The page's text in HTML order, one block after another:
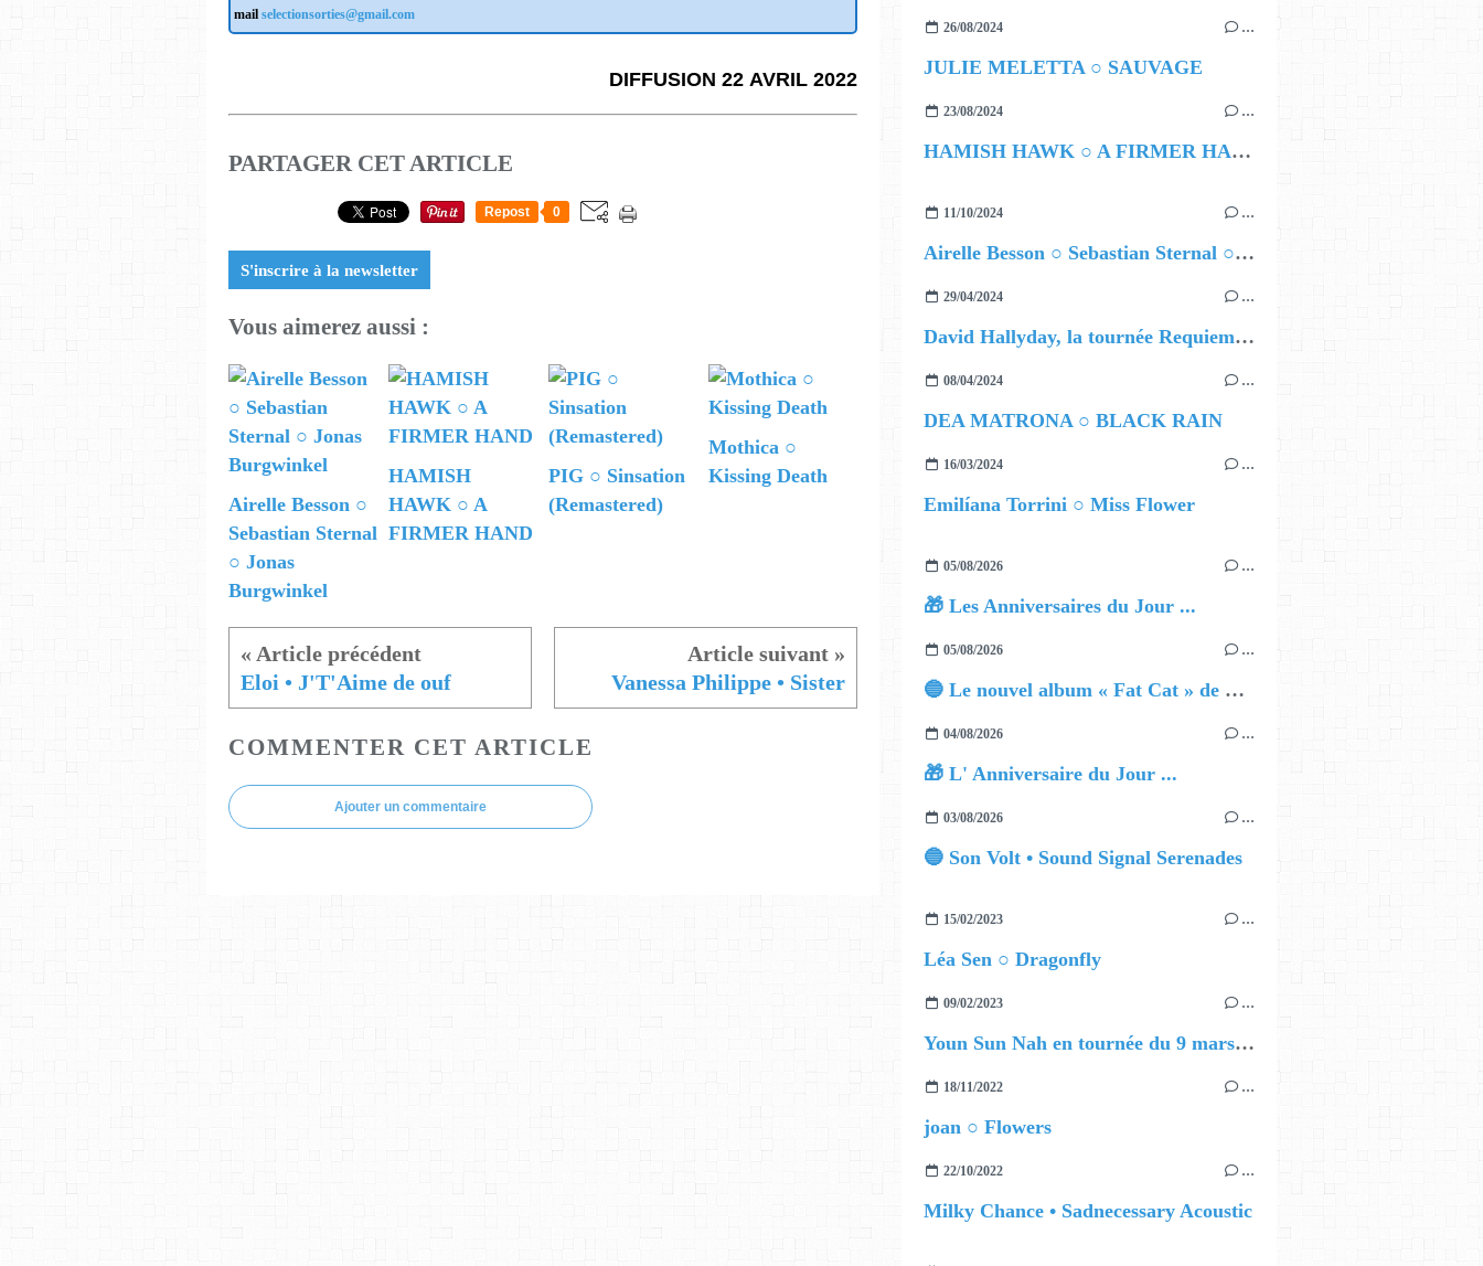
mail selectionsorties@gmail.com
DIFFUSION 22 AVRIL 2022
PARTAGER CET ARTICLE
Repost 0
S'inscrire à la newsletter
Vous aimerez aussi :
Airelle Besson ○
Sebastian Sternal
○ Jonas
Burgwinkel
HAMISH
HAWK ○ A
FIRMER HAND
PIG ○ Sinsation
(Remastered)
Mothica ○
Kissing Death
Eloi • J'T'Aime de ouf Vanessa Philippe • Sister
COMMENTER CET ARTICLE
Ajouter un commentaire
26/08/2024 …
JULIE MELETTA ○ SAUVAGE
23/08/2024 …
HAMISH HAWK ○ A FIRMER HAND
11/10/2024 …
Airelle Besson ○ Sebastian Sternal ○ Jonas Burgwinkel
29/04/2024 …
David Hallyday, la tournée Requiem pour un fou
08/04/2024 …
DEA MATRONA ○ BLACK RAIN
16/03/2024 …
Emilíana Torrini ○ Miss Flower
05/08/2026 …
🎁 Les Anniversaires du Jour ...
05/08/2026 …
🔵 Le nouvel album « Fat Cat » de Delilah Holliday (sortie le 30 Octobre 2026)
04/08/2026 …
🎁 L' Anniversaire du Jour ...
03/08/2026 …
🔵 Son Volt • Sound Signal Serenades
15/02/2023 …
Léa Sen ○ Dragonfly
09/02/2023 …
Youn Sun Nah en tournée du 9 mars au 26 mai
18/11/2022 …
joan ○ Flowers
22/10/2022 …
Milky Chance • Sadnecessary Acoustic